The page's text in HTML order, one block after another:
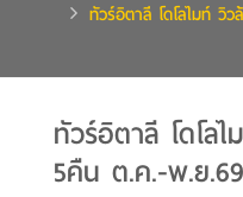
ทัวร์อิตาลี โดโลไมท์ วิ
ทัวร์อิตาลี โดโล
5คืน ต.ค.-พ.ย